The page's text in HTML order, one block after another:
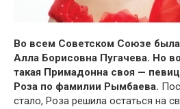
Во всем Советском Союзе
Алла Борисовна Пугачева. Но
такая Примадонна своя —
Роза по фамилии Рымбаева.
стало, Роза решила остаться на